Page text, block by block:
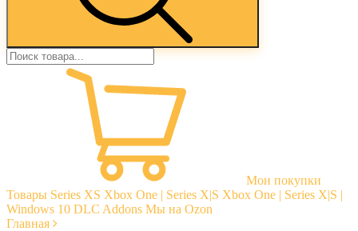
Мои покупки
Товары Series XS Xbox One | Series X|S Xbox One | Series X|S |
Windows 10 DLC Addons Мы на Ozon
Главная